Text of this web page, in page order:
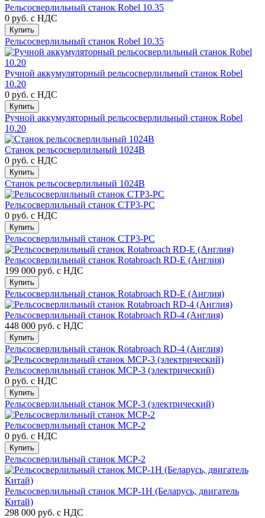
Рельсосверлильный станок Robel 10.35
0 руб. с НДС
Купить
Рельсосверлильный станок Robel 10.35
Ручной аккумуляторный рельсосверлильный станок Robel
10.20
0 руб. с НДС
Купить
Ручной аккумуляторный рельсосверлильный станок Robel
10.20
Станок рельсосверлильный 1024В
0 руб. с НДС
Купить
Станок рельсосверлильный 1024В
Рельсосверлильный станок СТР3-РС
0 руб. с НДС
Купить
Рельсосверлильный станок СТР3-РС
Рельсосверлильный станок Rotabroach RD-E (Англия)
199 000 руб. с НДС
Купить
Рельсосверлильный станок Rotabroach RD-E (Англия)
Рельсосверлильный станок Rotabroach RD-4 (Англия)
448 000 руб. с НДС
Купить
Рельсосверлильный станок Rotabroach RD-4 (Англия)
Рельсосверлильный станок МСР-3 (электрический)
0 руб. с НДС
Купить
Рельсосверлильный станок МСР-3 (электрический)
Рельсосверлильный станок МСР-2
0 руб. с НДС
Купить
Рельсосверлильный станок МСР-2
Рельсосверлильный станок МСР-1Н (Беларусь, двигатель
Китай)
298 000 руб. с НДС